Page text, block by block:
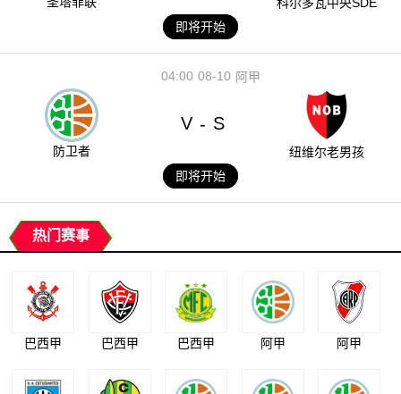
即将开始
08-10
04:00 阿甲
防卫者
V - S
纽维尔老男孩
即将开始
热门赛事
巴西甲 巴西甲 巴西甲 阿甲 阿甲